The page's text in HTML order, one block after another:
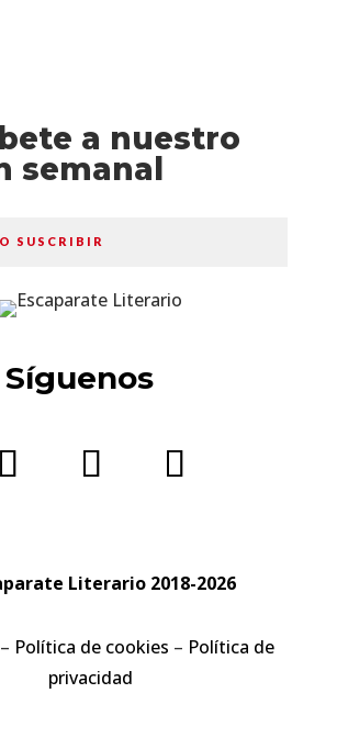
a nuestro
semanal
SUSCRIBIR
Síguenos
Literario 2018-2026
– Política de cookies – Política de
privacidad